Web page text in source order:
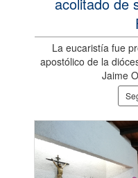
La eucaristía fue
apostólico de la
Jaime